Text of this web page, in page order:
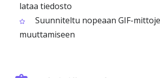
lataa tiedosto
Suunniteltu nopeaan GIF-
muuttamiseen